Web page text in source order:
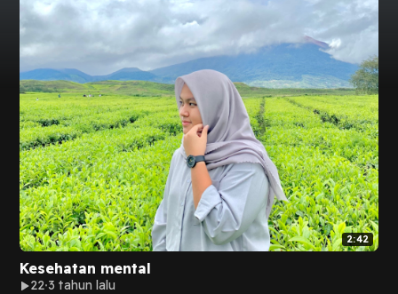
2:42
Kesehatan mental
22 3 tahun lalu